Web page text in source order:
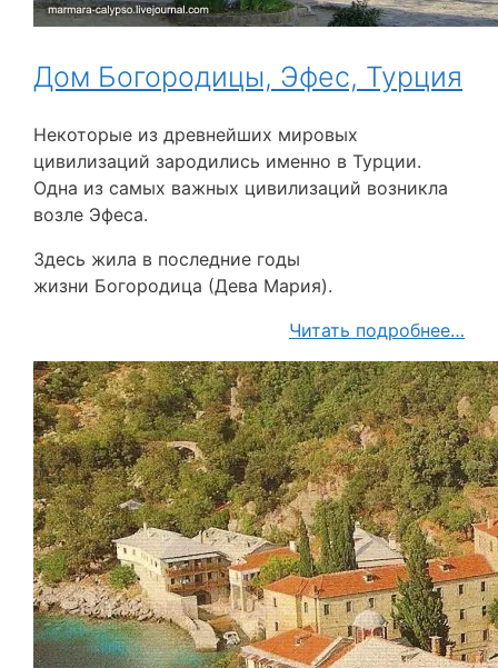
Дом Богородицы, Эфес, Турция
Некоторые из древнейших мировых
цивилизаций зародились именно в Турции.
Oдна из самых важных цивилизаций возникла
возле Эфеса.
Здесь жила в последние годы
жизни Богородица (Дева Мария).
Читать подробнее…